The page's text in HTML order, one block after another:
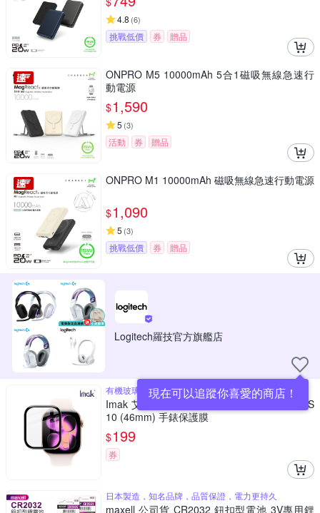
4.8 (6)
挑戰低價 券 贈品
ONPRO M5 10000mAh 5合1磁吸無線急速行
動電源
$1,590
5 (3)
活動 券 贈品
ONPRO M1 10000mAh 磁吸無線急速行動電源
$1,090
5 (3)
挑戰低價 券 贈品
Logitech羅技官方旗艦店
現在可以追蹤你喜愛的商店！
有機玻璃材質,高清耐磨
Imak 艾美克 Apple 蘋果 Watch S11 / Watch S
10 (46mm) 手錶保護膜
$199
券
日本製造，知名品牌，品質保證，電力更持久
maxell 公司貨 CR2032 鈕扣型電池 3V專用鋰